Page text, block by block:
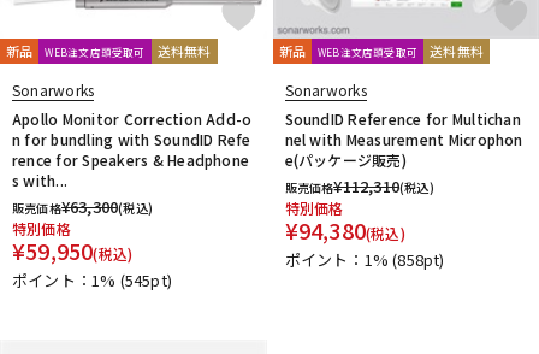
新品 WEB注文店頭受取可 送料無料
Sonarworks
Apollo Monitor Correction Add-o
n for bundling with SoundID Refe
rence for Speakers & Headphone
s with...
販売価格¥63,300(税込)
特別価格
¥59,950(税込)
ポイント：1% (545pt)
新品 WEB注文店頭受取可 送料無料
Sonarworks
SoundID Reference for Multichan
nel with Measurement Microphon
e(パッケージ販売)
販売価格¥112,310(税込)
特別価格
¥94,380(税込)
ポイント：1%(858pt)